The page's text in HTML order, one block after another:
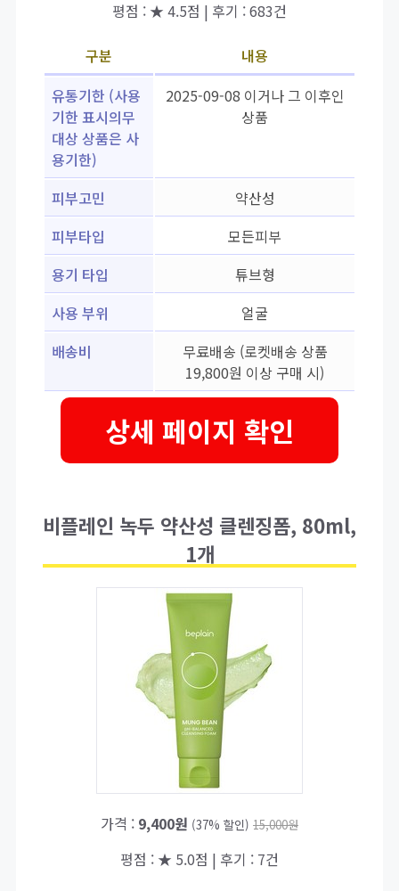
평점 : ★ 4.5점 | 후기 : 683건
구분
내용
유통기한 (사용
기한 표시의무
대상 상품은 사
용기한)
2025-09-08 이거나 그 이후인
상품
피부고민
약산성
피부타입
모든피부
용기 타입
튜브형
사용 부위
얼굴
배송비
무료배송 (로켓배송 상품
19,800원 이상 구매 시)
상세 페이지 확인
비플레인 녹두 약산성 클렌징폼, 80ml,
1개
가격 : 9,400원 (37% 할인) 15,000원
평점 : ★ 5.0점 | 후기 : 7건